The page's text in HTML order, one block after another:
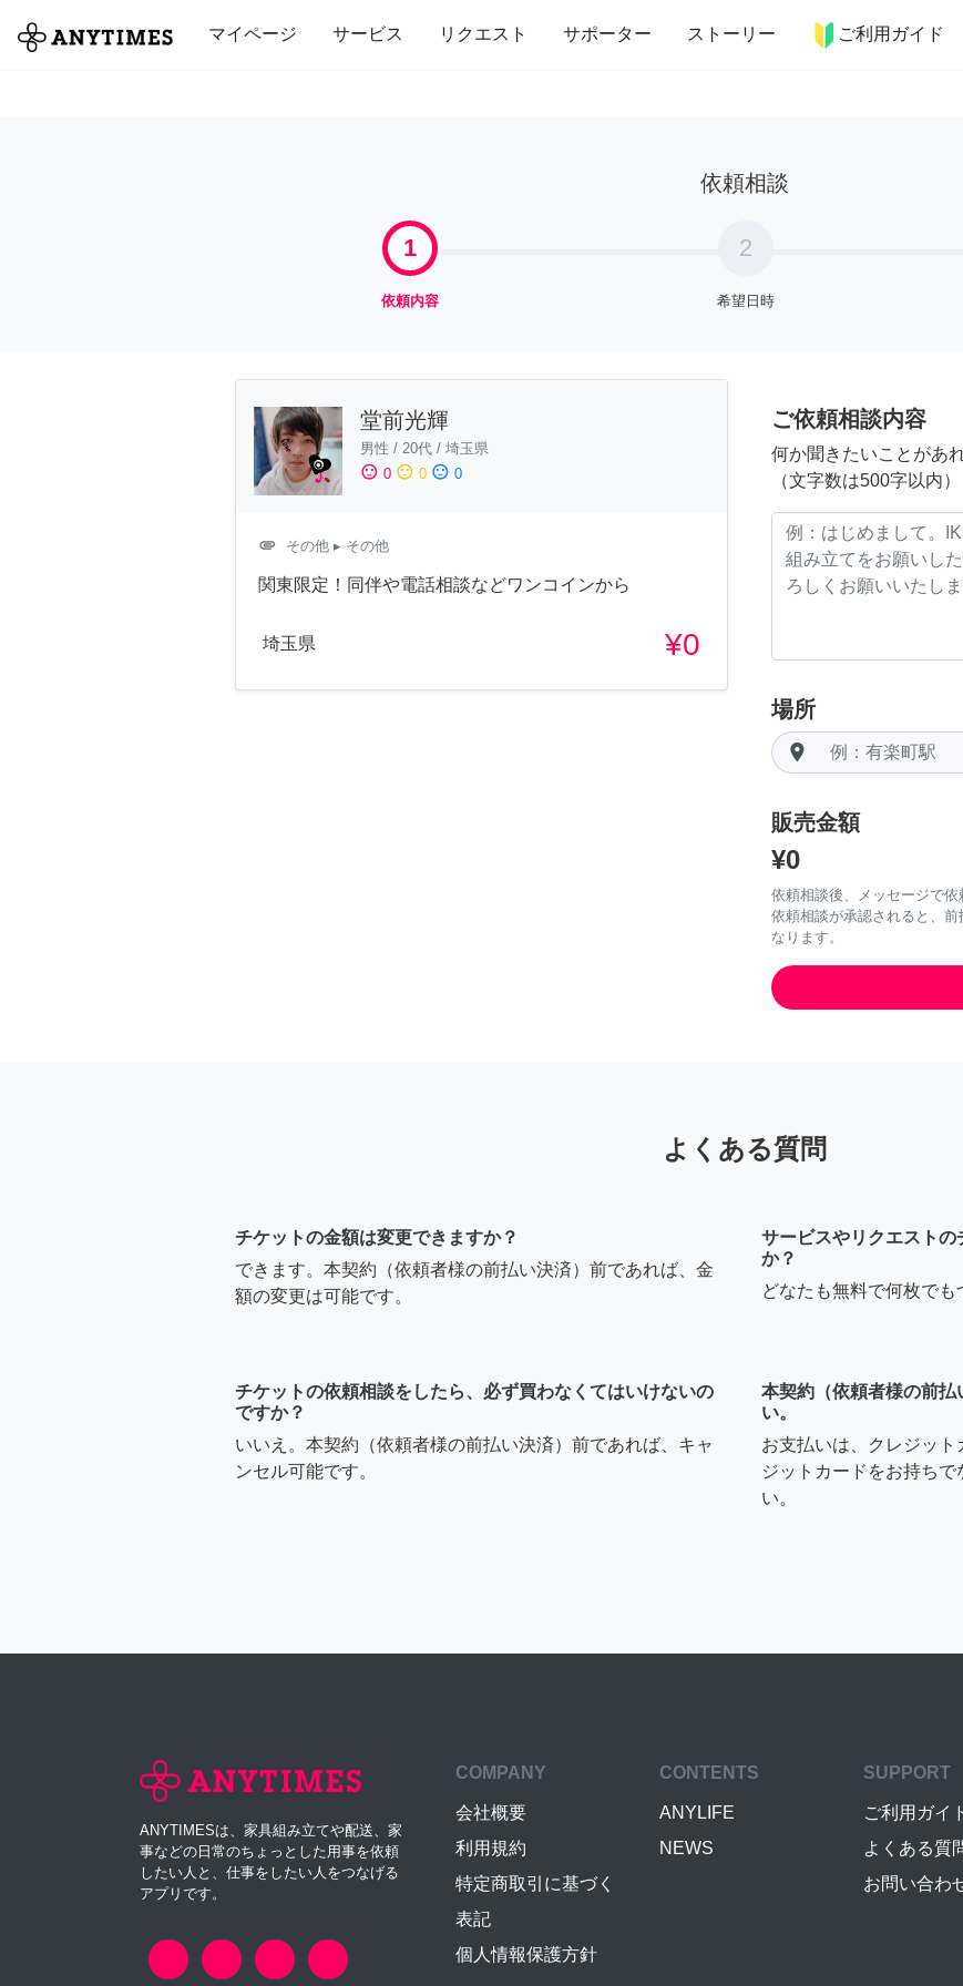
マイページ サービス リクエスト サポーター ストーリー ご利用ガイド
全て 修理・組立 家事 引っ越し インテリア 趣味・習い事 ペット 料理
依頼相談
1
依頼内容
2
希望日時
堂前光輝
男性 / 20代 / 埼玉県
sentiment_satisfied 0 sentiment_neutral 0 sentiment_dissatisfied 0
attachment その他 ▸ その他
関東限定！同伴や電話相談などワンコインから
埼玉県 ¥0
ご依頼相談内容
何か聞きたいことがあ
（文字数は500字以内）
場所
room
販売金額
¥0
依頼相談後、メッセージで依
依頼相談が承認されると、
なります。
よくある質問
チケットの金額は変更できますか？
できます。本契約（依頼者様の前払い決済）前であれば、金
額の変更は可能です。
サービスやリクエスト
か？
どなたも無料で何枚でも
チケットの依頼相談をしたら、必ず買わなくてはいけないの
ですか？
いいえ。本契約（依頼者様の前払い決済）前であれば、キャ
ンセル可能です。
本契約（依頼者様の前払
い。
お支払いは、クレジッ
ジットカードをお持ち
い。
ANYTIMESは、家具組み立てや配送、家
事などの日常のちょっとした用事を依頼
したい人と、仕事をしたい人をつなげる
アプリです。
COMPANY
会社概要
利用規約
特定商取引に基づく
表記
個人情報保護方針
CONTENTS
ANYLIFE
NEWS
SUPPORT
ご利用ガイ
よくある質
お問い合わ